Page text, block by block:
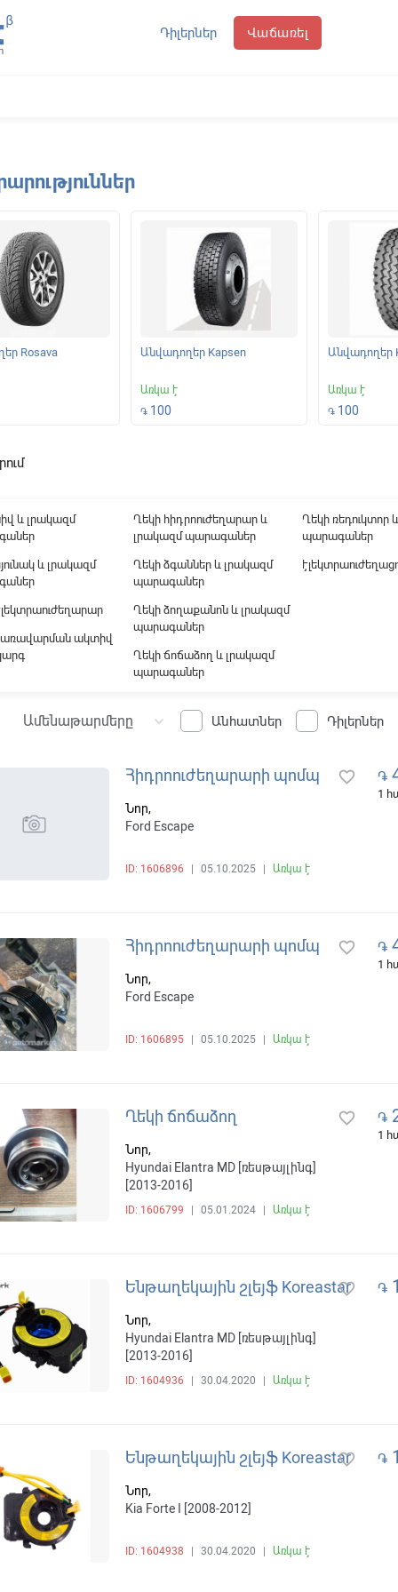
Դիլերներ Վաճառել
Rosava Անվադողեր Kapsen
Առկա է
֏ 100
Անվադողեր
Առկա է
֏ 100
և լրակազմ
և լրակազմ
ակտիվ
Ղեկի հիդրոուժեղարար և
լրակազմ պարագաներ
Ղեկի ձգաններ և լրակազմ
պարագաներ
Ղեկի ձողաքանոն և լրակազմ
պարագաներ
Ղեկի ճոճաձող և լրակազմ
պարագաներ
Ղեկի ռեդուկտոր
պարագաներ
Ամենաթարմերը keyboard_arrow_down Անհատներ Դիլերներ
Հիդրոուժեղարարի պոմպ
Նոր,
Ford Escape
ID: 1606896 05.10.2025 Առկա է
favorite_border ֏
1
Հիդրոուժեղարարի պոմպ
Նոր,
Ford Escape
ID: 1606895 05.10.2025 Առկա է
favorite_border ֏
1
Ղեկի ճոճաձող
Նոր,
Hyundai Elantra MD [ռեսթայլինգ]
[2013-2016]
ID: 1606799 05.01.2024 Առկա է
favorite_border ֏
1
Ենթաղեկային շլեյֆ Koreastar
Նոր,
Hyundai Elantra MD [ռեսթայլինգ]
[2013-2016]
ID: 1604936 30.04.2020 Առկա է
favorite_border ֏
Ենթաղեկային շլեյֆ Koreastar
Նոր,
Kia Forte I [2008-2012]
ID: 1604938 30.04.2020 Առկա է
favorite_border ֏